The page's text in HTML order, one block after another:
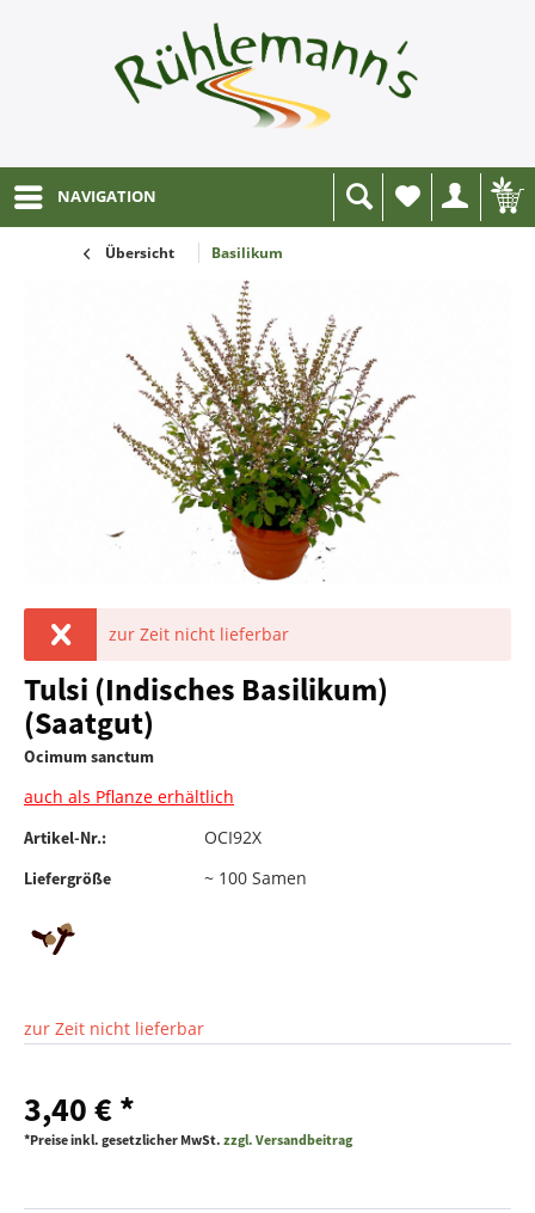
NAVIGATION
Wunschliste
Übersicht Basilikum
zur Zeit nicht lieferbar
Tulsi (Indisches Basilikum)
(Saatgut)
Ocimum sanctum
auch als Pflanze erhältlich
Artikel-Nr.: OCI92X
Liefergröße ~ 100 Samen
zur Zeit nicht lieferbar
3,40 € *
*Preise inkl. gesetzlicher MwSt. zzgl. Versandbeitrag